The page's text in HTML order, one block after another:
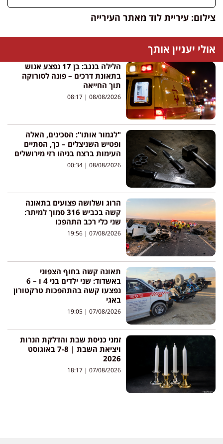
צילום: עיריית לוד מאתר העירייה
אולי יעניין אותך
הלילה בנגב: בן 17 נפצע אנוש
בתאונת דרכים – פונה לסורוקה
תוך החייאה
08/08/2026
"לגמור אותו": הסכינים, האלה
ופטיש השניצלים – כך, הסתיים
העימות ברצח בניהו רזי מירושלים
08/08/2026
הרוג ושלושה פצועים בתאונה
קשה בכביש 316 סמוך למיתר:
שני כלי רכב התהפכו
07/08/2026
תאונה קשה בחוף הצפוני
באשדוד: שני ילדים בני 4 ו – 6
נפצעו קשה בהתהפכות טרקטורון
באגי
07/08/2026
זמני כניסת שבת והדלקת הנרות
ויציאת השבת | 7-8 באוגוסט
2026
07/08/2026